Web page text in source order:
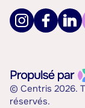
© Centris 2026.
réservés.